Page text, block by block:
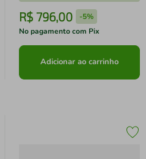
R$ 796,00 -5%
No pagamento com Pix
Adicionar ao carrinho